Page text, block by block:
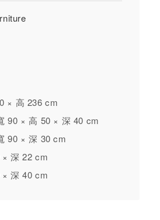
× 高 236 cm
90 × 高 50 × 深 40 cm
90 × 深 30 cm
× 深 22 cm
深 40 cm